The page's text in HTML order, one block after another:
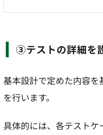
③テストの詳細を
基本設計で定めた内容
を行います。
具体的には、各テスト